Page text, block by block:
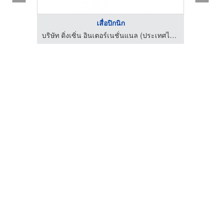
เสื่อปิกนิก
บริษัท ดิ่งเซิ่น อินเตอร์เนชั่นแนล (ประเทศไทย) จำกัด